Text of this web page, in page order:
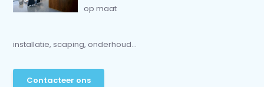
op maat
installatie, scaping, onderhoud...
Contacteer ons